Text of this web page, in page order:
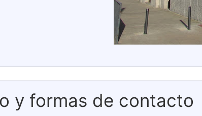
y formas de contacto